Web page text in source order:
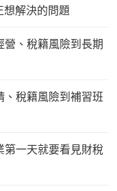
解決的問題
、稅籍風險到長期
稅籍風險到補習班
第一天就要看見財稅